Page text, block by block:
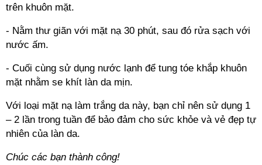
trên khuôn mặt.
- Nằm thư giãn với mặt nạ 30 phút, sau đó rửa sạch với
nước ấm.
- Cuối cùng sử dụng nước lạnh để tung tóe khắp khuôn
mặt nhằm se khít làn da mịn.
Với loại mặt nạ làm trắng da này, bạn chỉ nên sử dụng 1
– 2 lần trong tuần để bảo đảm cho sức khỏe và vẻ đẹp tự
nhiên của làn da.
Chúc các bạn thành công!